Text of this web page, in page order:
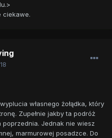
ciekawe.
własnego żołądka, który
Zupełnie jakby ta podróż
poprzednia. Jednak nie wiesz
marmurowej posadzce. Do